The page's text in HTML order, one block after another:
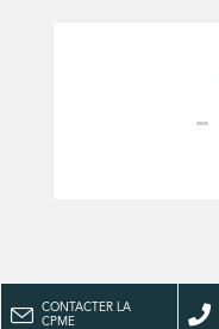
CONTACTER LA
CPME